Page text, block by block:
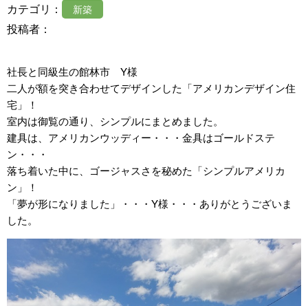
カテゴリ：
新築
投稿者：
社長と同級生の館林市 Y様
二人が額を突き合わせてデザインした「アメリカンデザイン住
宅」！
室内は御覧の通り、シンプルにまとめました。
建具は、アメリカンウッディー・・・金具はゴールドステ
ン・・・
落ち着いた中に、ゴージャスさを秘めた「シンプルアメリカ
ン」！
「夢が形になりました」・・・Y様・・・ありがとうございま
した。